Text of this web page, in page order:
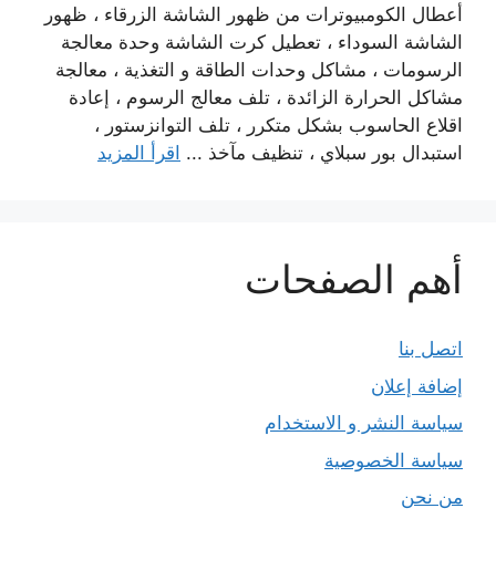
أعطال الكومبيوترات من ظهور الشاشة الزرقاء ، ظهور
الشاشة السوداء ، تعطيل كرت الشاشة وحدة معالجة
الرسومات ، مشاكل وحدات الطاقة و التغذية ، معالجة
مشاكل الحرارة الزائدة ، تلف معالج الرسوم ، إعادة
اقلاع الحاسوب بشكل متكرر ، تلف التوانزستور ،
استبدال بور سبلاي ، تنظيف مآخذ ... اقرأ المزيد
أهم الصفحات
اتصل بنا
إضافة إعلان
سياسة النشر و الاستخدام
سياسة الخصوصية
من نحن